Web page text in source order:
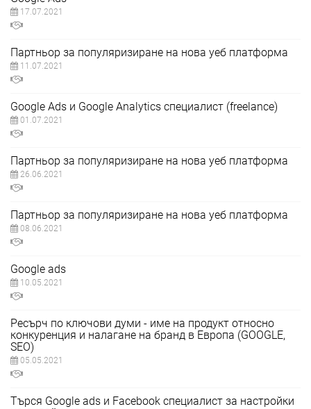
17.07.2021
Партньор за популяризиране на нова уеб платформа
11.07.2021
Google Ads и Google Analytics специалист (freelance)
01.07.2021
Партньор за популяризиране на нова уеб платформа
26.06.2021
Партньор за популяризиране на нова уеб платформа
08.06.2021
Google ads
10.05.2021
Ресърч по ключови думи - име на продукт относно
конкуренция и налагане на бранд в Европа (GOOGLE,
SEO)
05.05.2021
Търся Google ads и Facebook специалист за настройки